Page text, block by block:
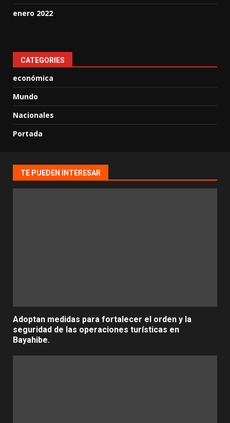
enero 2022
CATEGORIES
económica
Mundo
Nacionales
Portada
TE PUEDEN INTERESAR
Adoptan medidas para fortalecer el orden y la
seguridad de las operaciones turísticas en
Bayahibe.